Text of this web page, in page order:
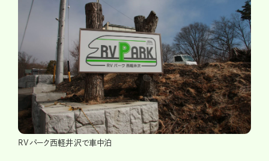
RVパーク西軽井沢で車中泊